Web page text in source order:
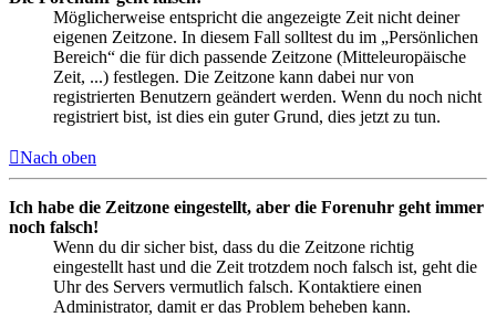
Möglicherweise entspricht die angezeigte Zeit nicht deiner
eigenen Zeitzone. In diesem Fall solltest du im „Persönlichen
Bereich“ die für dich passende Zeitzone (Mitteleuropäische
Zeit, ...) festlegen. Die Zeitzone kann dabei nur von
registrierten Benutzern geändert werden. Wenn du noch nicht
registriert bist, ist dies ein guter Grund, dies jetzt zu tun.
Nach oben
Ich habe die Zeitzone eingestellt, aber die Forenuhr geht immer
noch falsch!
Wenn du dir sicher bist, dass du die Zeitzone richtig
eingestellt hast und die Zeit trotzdem noch falsch ist, geht die
Uhr des Servers vermutlich falsch. Kontaktiere einen
Administrator, damit er das Problem beheben kann.